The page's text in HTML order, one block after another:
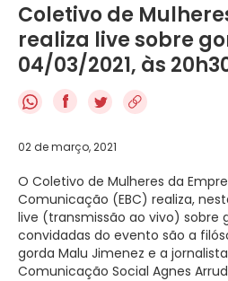
Coletivo de
realiza live sobre
04/03/2021, às
f
02 de março, 2021
O Coletivo de Mulheres da
Comunicação (EBC) realiza,
live (transmissão ao vivo) sobre
convidadas do evento são a
gorda Malu Jimenez e a
Comunicação Social Agnes